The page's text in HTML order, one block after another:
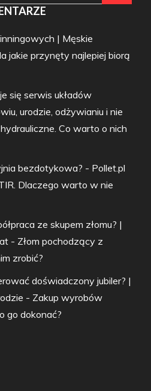
| Męskie
jakie przynęty najlepiej biorą
się serwis układów
urodzie, odżywianiu i nie
Co warto o nich
bezdotykowa? - Pollet.pl
Dlaczego warto w nie
ze skupem złomu? |
- Złom pochodzący z
zrobić?
doświadczony jubiler? |
- Zakup wyrobów
go dokonać?